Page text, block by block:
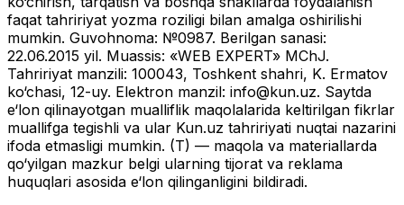
faqat tahririyat yozma roziligi bilan amalga oshirilishi
mumkin. Guvohnoma: №0987. Berilgan sanasi:
22.06.2015 yil. Muassis: «WEB EXPERT» MChJ.
Tahririyat manzili: 100043, Toshkent shahri, K. Ermatov
ko‘chasi, 12-uy. Elektron manzil: info@kun.uz. Saytda
e‘lon qilinayotgan mualliflik maqolalarida keltirilgan fikrlar
muallifga tegishli va ular Kun.uz tahririyati nuqtai nazarini
ifoda etmasligi mumkin. (T) — maqola va materiallarda
qo‘yilgan mazkur belgi ularning tijorat va reklama
huquqlari asosida e‘lon qilinganligini bildiradi.